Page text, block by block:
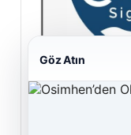
Göz Atın